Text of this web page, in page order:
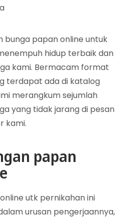
bunga papan online untuk
hidup terbaik dan
kami. Bermacam format
terdapat ada di katalog
merangkum sejumlah
yang tidak jarang di pesan
kami.
papan
utk pernikahan ini
urusan pengerjaannya,